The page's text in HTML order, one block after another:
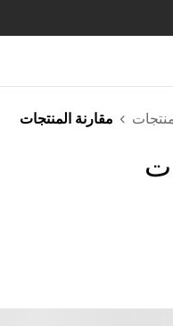
مقارنة المنتجات